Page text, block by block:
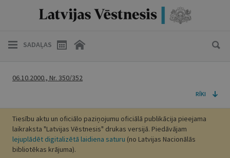
SADAĻAS
06.10.2000., Nr. 350/352
RĪKI
Tiesību aktu un oficiālo paziņojumu oficiālā publikācija pieejama
laikraksta "Latvijas Vēstnesis" drukas versijā. Piedāvājam
lejuplādēt digitalizētā laidiena saturu (no Latvijas Nacionālās
bibliotēkas krājuma).